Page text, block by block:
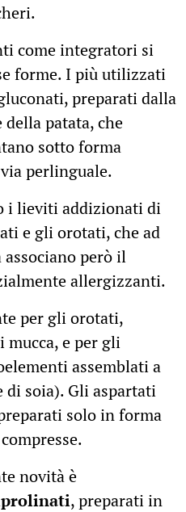
come integratori si
forme. I più utilizzati
preparati dalla
patata, che
sotto forma
perlinguale.
i lieviti addizionati di
e gli orotati, che ad
però il
allergizzanti.
per gli orotati,
e per gli
assemblati a
soia). Gli aspartati
solo in forma
novità è
, preparati in